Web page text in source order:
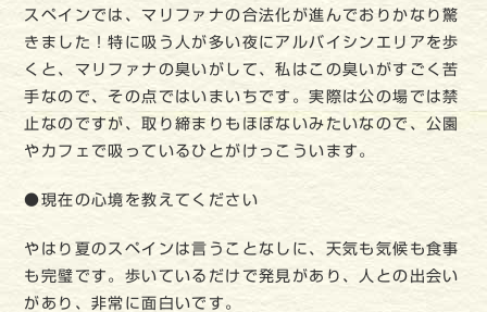
スペインでは、マリファナの合法化が進んでおりかなり驚
きました！特に吸う人が多い夜にアルバイシンエリアを歩
くと、マリファナの臭いがして、私はこの臭いがすごく苦
手なので、その点ではいまいちです。実際は公の場では禁
止なのですが、取り締まりもほぼないみたいなので、公園
やカフェで吸っているひとがけっこういます。
●現在の心境を教えてください
やはり夏のスペインは言うことなしに、天気も気候も食事
も完璧です。歩いているだけで発見があり、人との出会い
があり、非常に面白いです。